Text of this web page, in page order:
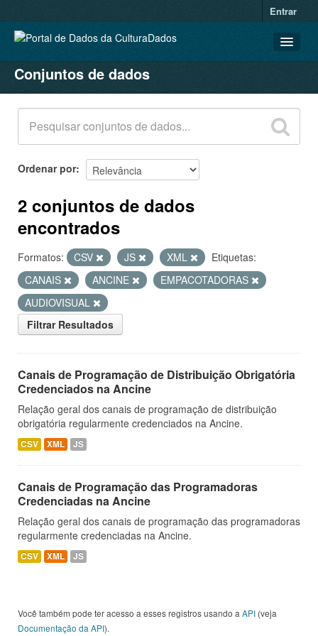
Entrar
CONJUNTOS DE DADOS
ORGANIZAÇÕES
GRUPOS
SOBRE
Conjuntos de dados
Ordenar por
2 conjuntos de dados
encontrados
Formatos: CSV JS XML
Etiquetas:
CANAIS
ANCINE
EMPACOTADORAS
AUDIOVISUAL
Filtrar Resultados
Canais de Programação de Distribuição Obrigatória
Credenciados na Ancine
Relação geral dos canais de programação de distribuição
obrigatória regularmente credenciados na Ancine.
CSV XML JS
Canais de Programação das Programadoras
Credenciadas na Ancine
Relação geral dos canais de programação das programadoras
regularmente credenciadas na Ancine.
CSV XML JS
Você também pode ter acesso a esses registros usando a API (veja
Documentação da API).